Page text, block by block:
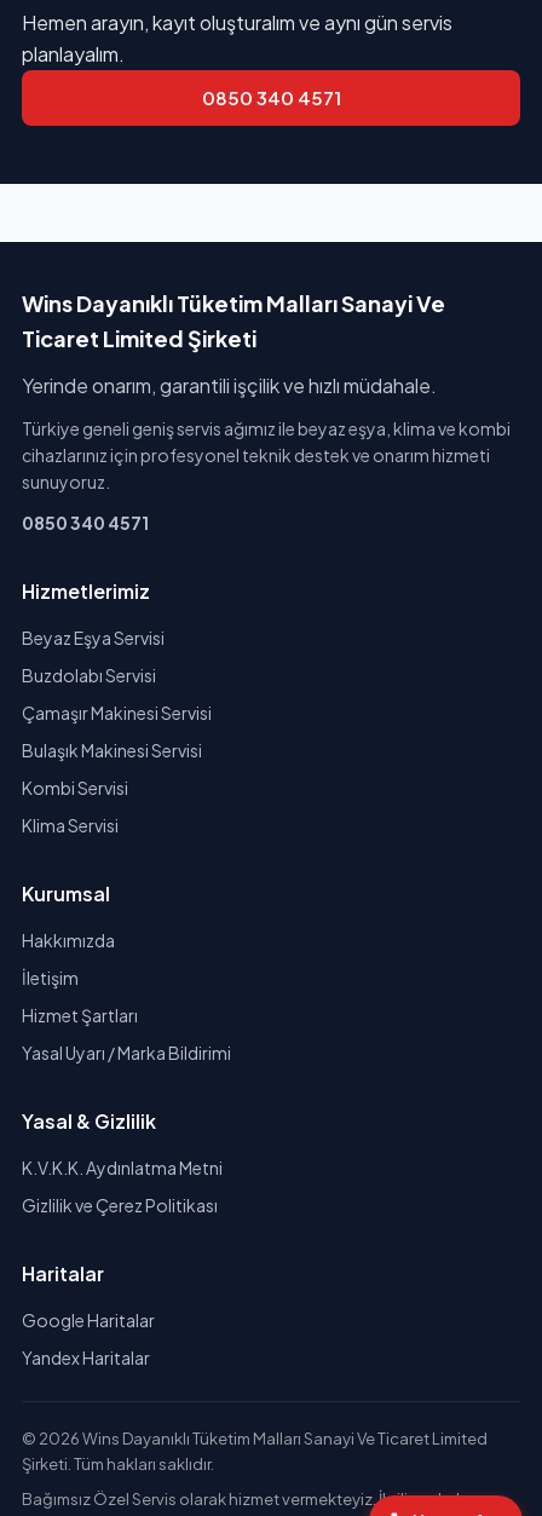
Hemen arayın, kayıt oluşturalım ve aynı gün servis
planlayalım.
0850 340 4571
Wins Dayanıklı Tüketim Malları Sanayi Ve
Ticaret Limited Şirketi
Yerinde onarım, garantili işçilik ve hızlı müdahale.
Türkiye geneli geniş servis ağımız ile beyaz eşya, klima ve kombi
cihazlarınız için profesyonel teknik destek ve onarım hizmeti
sunuyoruz.
0850 340 4571
Hizmetlerimiz
Beyaz Eşya Servisi
Buzdolabı Servisi
Çamaşır Makinesi Servisi
Bulaşık Makinesi Servisi
Kombi Servisi
Klima Servisi
Kurumsal
Hakkımızda
İletişim
Hizmet Şartları
Yasal Uyarı / Marka Bildirimi
Yasal & Gizlilik
K.V.K.K. Aydınlatma Metni
Gizlilik ve Çerez Politikası
Haritalar
Google Haritalar
Yandex Haritalar
© 2026 Wins Dayanıklı Tüketim Malları Sanayi Ve Ticaret Limited
Şirketi. Tüm hakları saklıdır.
Bağımsız Özel Servis olarak hizmet vermekteyiz. İlgili markaların